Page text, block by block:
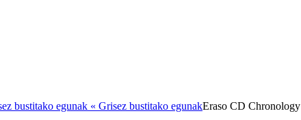
« Grisez bustitako egunakEraso CD Chronology